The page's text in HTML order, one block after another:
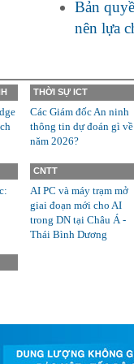
Bản
nên lựa
THỜI SỰ ICT
Các Giám đốc An ninh
thông tin dự đoán gì về
năm 2026?
CNTT
AI PC và máy trạm mở
giai đoạn mới cho AI
trong DN tại Châu Á -
Thái Bình Dương